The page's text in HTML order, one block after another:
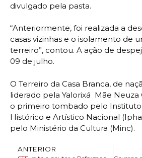
divulgado pela pasta.
“Anteriormente, foi realizada a
casas vizinhas e o isolamento de
terreiro”, contou. A ação de
09 de julho.
O Terreiro da Casa Branca, de
liderado pela Yalorixá Mãe Neuza
o primeiro tombado pelo
Histórico e Artístico Nacional
pelo Ministério da Cultura (Minc).
ANTERIOR